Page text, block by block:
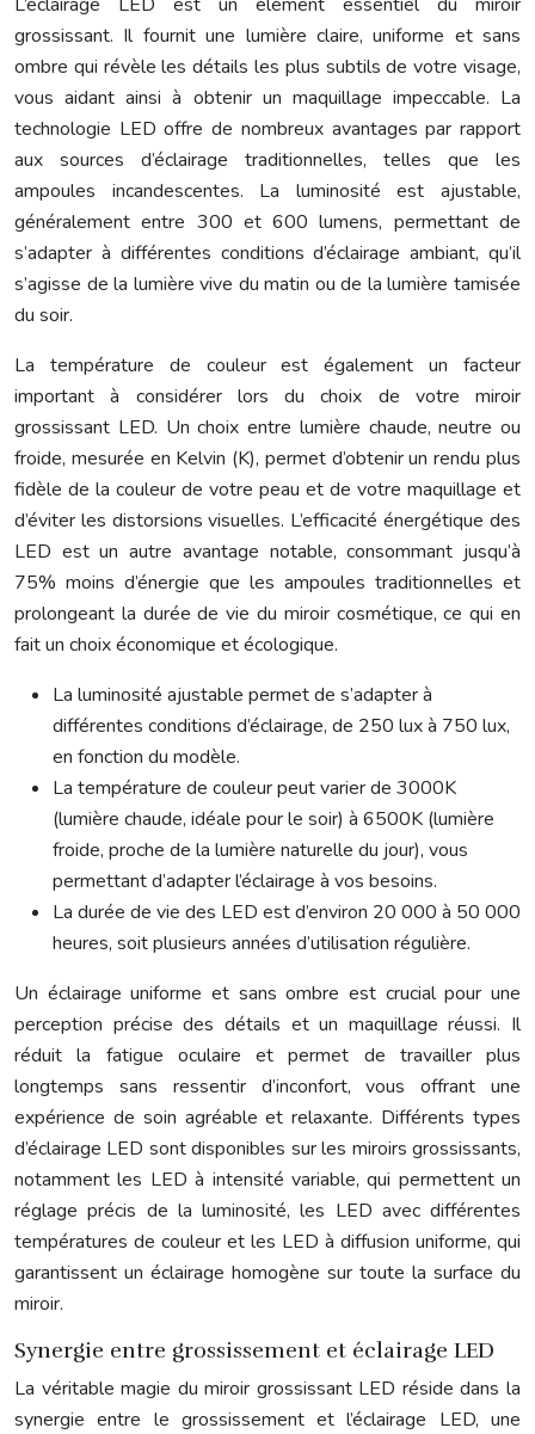
grossissant. Il fournit une lumière claire, uniforme et sans
ombre qui révèle les détails les plus subtils de votre visage,
vous aidant ainsi à obtenir un maquillage impeccable. La
technologie LED offre de nombreux avantages par rapport
aux sources d’éclairage traditionnelles, telles que les
ampoules incandescentes. La luminosité est ajustable,
généralement entre 300 et 600 lumens, permettant de
s’adapter à différentes conditions d’éclairage ambiant, qu’il
s’agisse de la lumière vive du matin ou de la lumière tamisée
du soir.
La température de couleur est également un facteur
important à considérer lors du choix de votre miroir
grossissant LED. Un choix entre lumière chaude, neutre ou
froide, mesurée en Kelvin (K), permet d’obtenir un rendu plus
fidèle de la couleur de votre peau et de votre maquillage et
d’éviter les distorsions visuelles. L’efficacité énergétique des
LED est un autre avantage notable, consommant jusqu’à
75% moins d’énergie que les ampoules traditionnelles et
prolongeant la durée de vie du miroir cosmétique, ce qui en
fait un choix économique et écologique.
La luminosité ajustable permet de s’adapter à
différentes conditions d’éclairage, de 250 lux à 750 lux,
en fonction du modèle.
La température de couleur peut varier de 3000K
(lumière chaude, idéale pour le soir) à 6500K (lumière
froide, proche de la lumière naturelle du jour), vous
permettant d’adapter l’éclairage à vos besoins.
La durée de vie des LED est d’environ 20 000 à 50 000
heures, soit plusieurs années d’utilisation régulière.
Un éclairage uniforme et sans ombre est crucial pour une
perception précise des détails et un maquillage réussi. Il
réduit la fatigue oculaire et permet de travailler plus
longtemps sans ressentir d’inconfort, vous offrant une
expérience de soin agréable et relaxante. Différents types
d’éclairage LED sont disponibles sur les miroirs grossissants,
notamment les LED à intensité variable, qui permettent un
réglage précis de la luminosité, les LED avec différentes
températures de couleur et les LED à diffusion uniforme, qui
garantissent un éclairage homogène sur toute la surface du
miroir.
Synergie entre grossissement et éclairage LED
La véritable magie du miroir grossissant LED réside dans la
synergie entre le grossissement et l’éclairage LED, une